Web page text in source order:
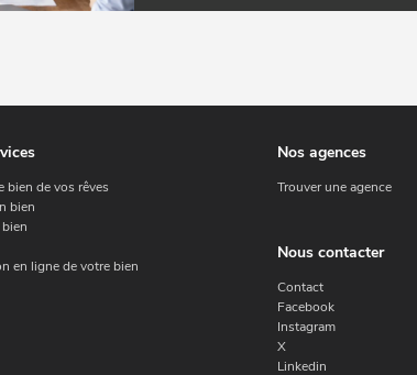
bien de vos rêves
bien
en ligne de votre bien
Nos agences
Trouver une agence
Nous contacter
Contact
Facebook
Instagram
X
Linkedin